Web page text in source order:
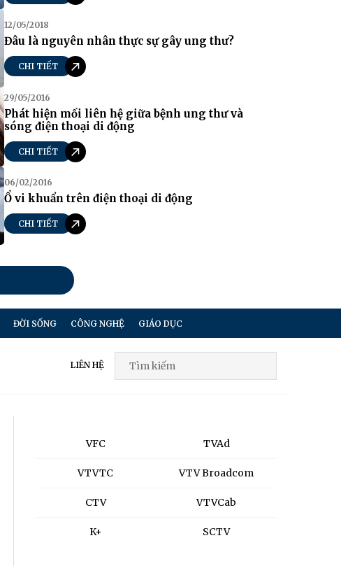
12/05/2018
Đâu là nguyên nhân thực sự gây ung thư?
CHI TIẾT
29/05/2016
Phát hiện mối liên hệ giữa bệnh ung thư và
sóng điện thoại di động
CHI TIẾT
06/02/2016
Ổ vi khuẩn trên điện thoại di động
CHI TIẾT
ĐỜI SỐNG CÔNG NGHỆ GIÁO DỤC
LIÊN HỆ
VFC
VTVTC
CTV
K+
TVAd
VTV Broadcom
VTVCab
SCTV